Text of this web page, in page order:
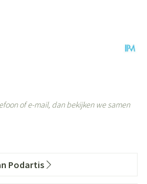
of e-mail, dan bekijken we samen
Podartis